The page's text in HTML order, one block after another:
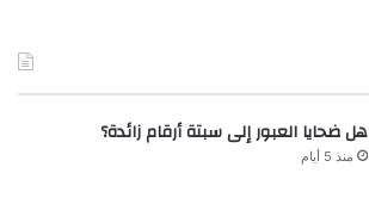
هل ضحايا العبور إلى سبتة أرقام زائدة؟
منذ 5 أيام